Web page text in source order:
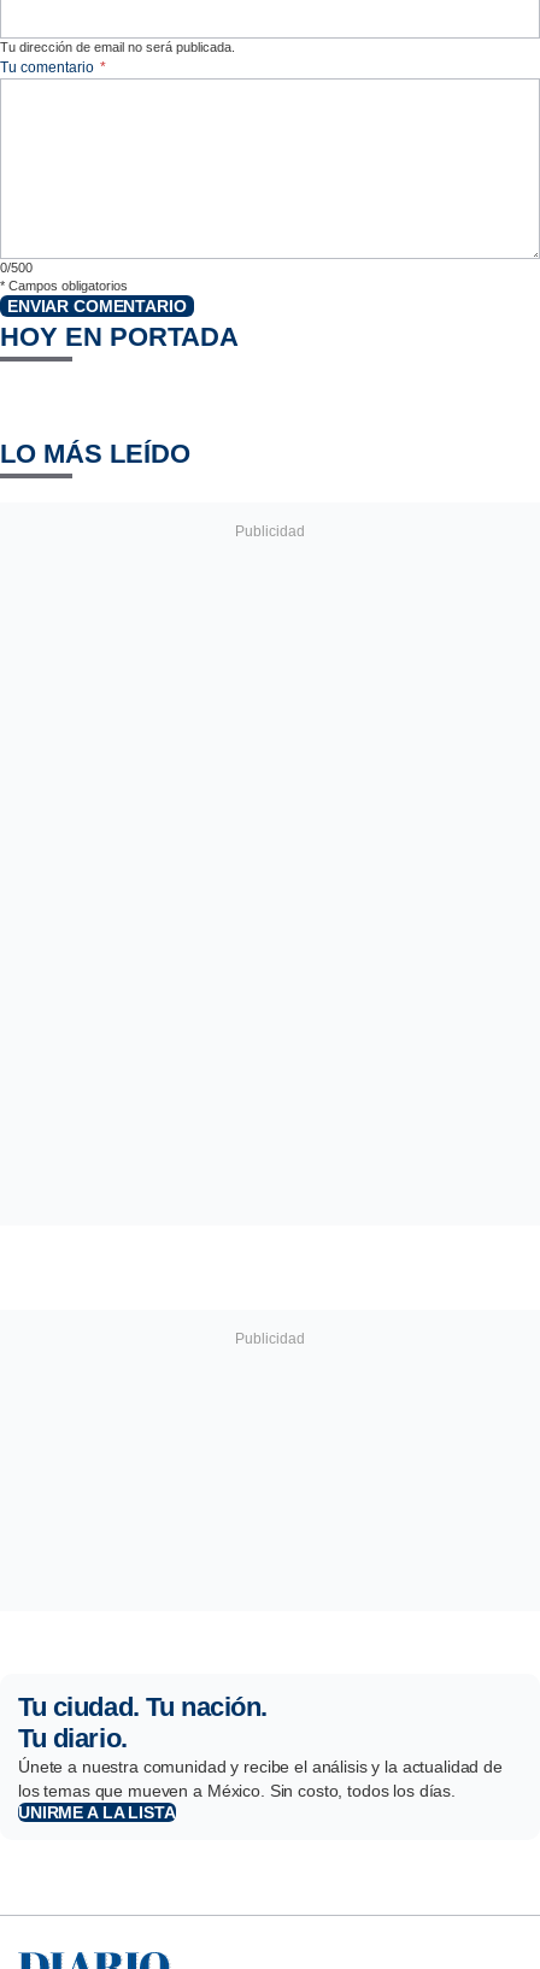
Tu dirección de email no será publicada.
Tu comentario *
0/500
* Campos obligatorios
ENVIAR COMENTARIO
HOY EN PORTADA
LO MÁS LEÍDO
Tu ciudad. Tu nación.
Tu diario.
Únete a nuestra comunidad y recibe el análisis y la actualidad de
los temas que mueven a México. Sin costo, todos los días.
UNIRME A LA LISTA